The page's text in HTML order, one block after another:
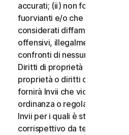
accurati; (ii) non fornirà Invii
fuorvianti e/o che possano
considerati diffamatori,
offensivi, illegalmente
confronti di nessuno; (iii) non
Diritti di proprietà
proprietà o diritti di pubblicità
fornirà Invii che violano
ordinanza o regolamento
Invii per i quali è stato
corrispettivo da terzi; (vi) non